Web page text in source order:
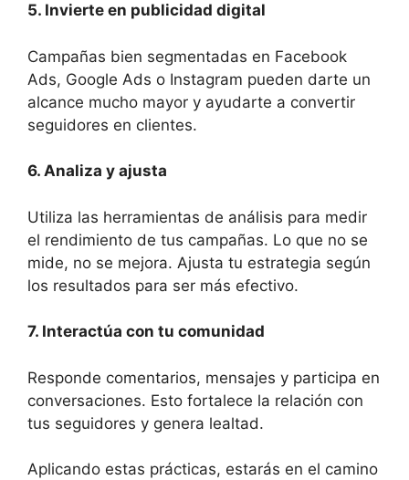
5. Invierte en publicidad digital
Campañas bien segmentadas en Facebook
Ads, Google Ads o Instagram pueden darte un
alcance mucho mayor y ayudarte a convertir
seguidores en clientes.
6. Analiza y ajusta
Utiliza las herramientas de análisis para medir
el rendimiento de tus campañas. Lo que no se
mide, no se mejora. Ajusta tu estrategia según
los resultados para ser más efectivo.
7. Interactúa con tu comunidad
Responde comentarios, mensajes y participa en
conversaciones. Esto fortalece la relación con
tus seguidores y genera lealtad.
Aplicando estas prácticas, estarás en el camino